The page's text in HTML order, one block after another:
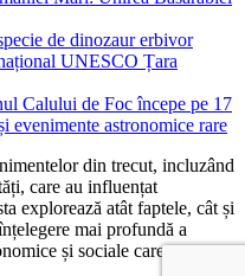
de dinozaur erbivor
UNESCO Țara
Calului de Foc începe pe 17
evenimente astronomice rare
din trecut, incluzând
care au influențat
explorează atât faptele, cât și
mai profundă a
și sociale care au